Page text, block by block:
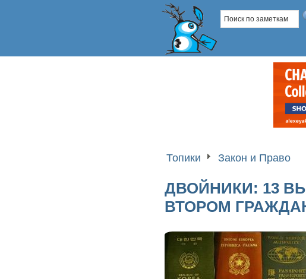
Топики Закон и Право
ДВОЙНИКИ: 13
ВТОРОМ